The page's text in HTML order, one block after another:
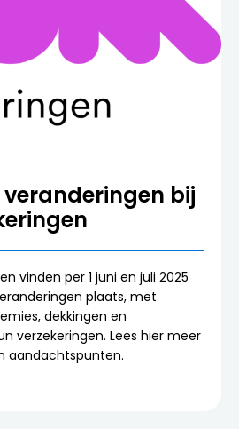
bij
vinden per 1 juni en juli 2025
plaats, met
dekkingen en
verzekeringen. Lees hier meer
aandachtspunten.